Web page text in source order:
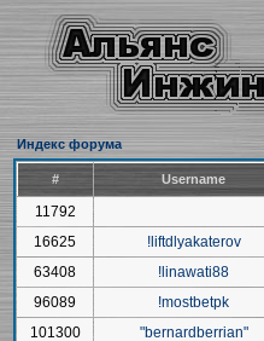
Индекс форума
# Username
11792
16625
!liftdlyakaterov
63408
!linawati88
96089
!mostbetpk
101300
"bernardberrian"